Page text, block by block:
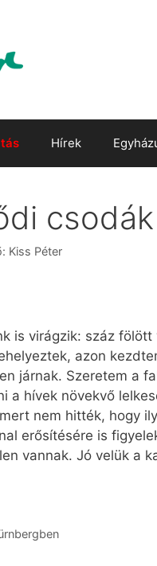
Hírek
csodák
Kiss Péter
is virágzik: száz
azon
járnak. Szeretem a
a hívek növekvő
nem hitték, hogy
erősítésére is
vannak. Jó velük a